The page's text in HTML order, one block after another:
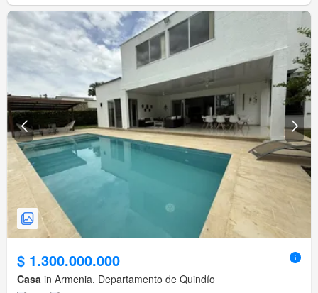
$ 1.300.000.000
Casa in Armenia, Departamento de Quindío